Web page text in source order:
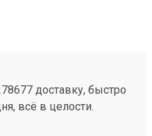
доставку, быстро
всё в целости.